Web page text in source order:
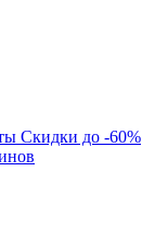
Скидки до -60%